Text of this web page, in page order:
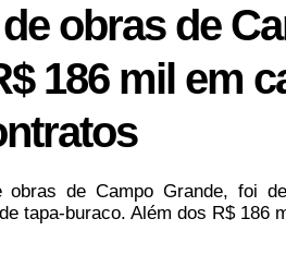
obras de
186 mil em
obras de Campo Grande, foi
tapa-buraco. Além dos R$ 186